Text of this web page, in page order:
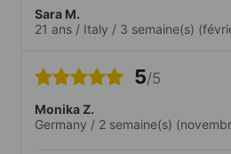
Sara M.
21 ans / Italy / 3 semaine(s)
5/5
Monika Z.
Germany / 2 semaine(s)